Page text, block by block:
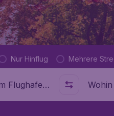
Nur Hinflug Mehrere
Wohin